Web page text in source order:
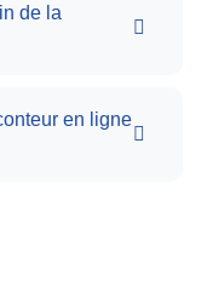
de la
en ligne